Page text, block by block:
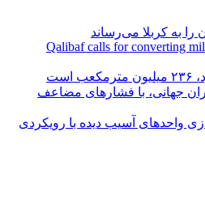
را به کربلا می‌رساند
Qalibaf calls for converting
جهانی، با فشارهای مضاعف
واحدهای آسیب دیده با رویکردی